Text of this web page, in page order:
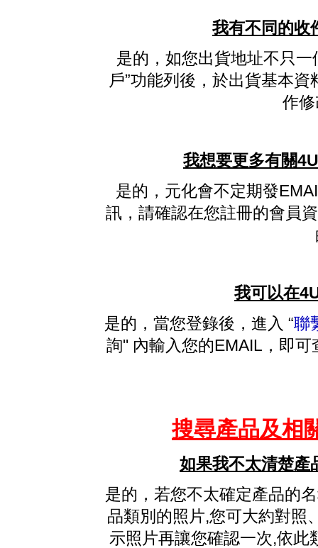
我有不同的收
是的，如您出貨地址不只
戶”功能列後，於出貨基本
作
我想要更多有關
是的，元化會不定期發
訊，請確認在您註冊的會員
我可以在
是的，當您登錄後，進入 “聯
詢" 內輸入您的EMAIL，即
搜尋產品及相
如果我不太清楚產
是的，若您不太確定產品的
品類別的照片,您可大約對照
示照片再讓您確認一次,依此